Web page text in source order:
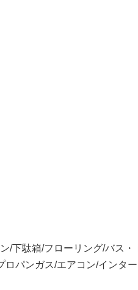
/下駄箱/フローリング/バス・
パンガス/エアコン/インタ